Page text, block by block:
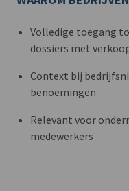
Volledige toegang
dossiers met
Context bij
benoemingen
Relevant voor
medewerkers